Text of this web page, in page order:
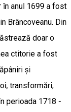
în anul 1699 a fost
Brâncoveanu. Din
doar o
ctitorie a fost
și
transformări,
perioada 1718 -